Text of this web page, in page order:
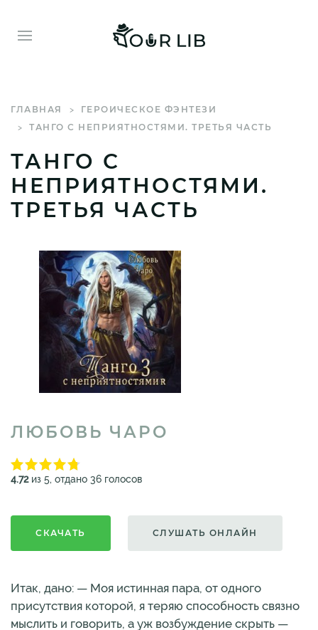
ГЛАВНАЯ
ГЕРОИЧЕСКОЕ ФЭНТЕЗИ
ТАНГО С НЕПРИЯТНОСТЯМИ. ТРЕТЬЯ ЧАСТЬ
ТАНГО С
НЕПРИЯТНОСТЯМИ.
ТРЕТЬЯ ЧАСТЬ
ЛЮБОВЬ ЧАРО
4.72из 5, отдано 36 голосов
СКАЧАТЬ СЛУШАТЬ ОНЛАЙН
Итак, дано: — Моя истинная пара, от одного
присутствия которой, я теряю способность связно
мыслить и говорить, а уж возбуждение скрыть —